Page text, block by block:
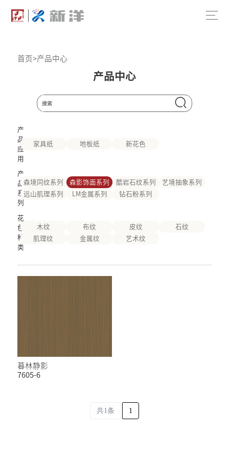
首页>产品中心
产品中心
产
品
应
用
家具纸 地板纸 新花色
产
品
系
列
森境同纹系列 森影饰面系列 酷岩石纹系列
艺境抽象系列
远山肌理系列
LM金属系列 钻石粉系列
花
色
种
类
木纹 布纹 皮纹
石纹
肌理纹
金属纹 艺术纹
暮林静影
7605-6
共1条 1